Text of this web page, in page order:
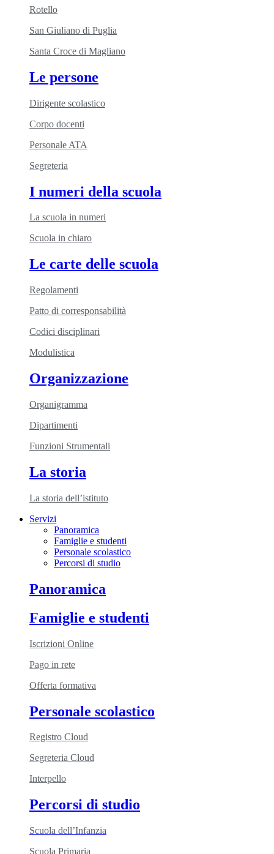
Rotello
San Giuliano di Puglia
Santa Croce di Magliano
Le persone
Dirigente scolastico
Corpo docenti
Personale ATA
Segreteria
I numeri della scuola
La scuola in numeri
Scuola in chiaro
Le carte delle scuola
Regolamenti
Patto di corresponsabilità
Codici disciplinari
Modulistica
Organizzazione
Organigramma
Dipartimenti
Funzioni Strumentali
La storia
La storia dell’istituto
Servizi
Panoramica
Famiglie e studenti
Personale scolastico
Percorsi di studio
Panoramica
Famiglie e studenti
Iscrizioni Online
Pago in rete
Offerta formativa
Personale scolastico
Registro Cloud
Segreteria Cloud
Interpello
Percorsi di studio
Scuola dell’Infanzia
Scuola Primaria